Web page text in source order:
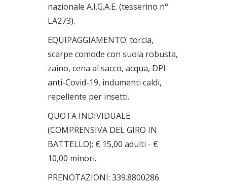
nazionale A.I.G.A.E. (tesserino n°
LA273).
EQUIPAGGIAMENTO: torcia,
scarpe comode con suola robusta,
zaino, cena al sacco, acqua, DPI
anti-Covid-19, indumenti caldi,
repellente per insetti.
QUOTA INDIVIDUALE
(COMPRENSIVA DEL GIRO IN
BATTELLO): € 15,00 adulti - €
10,00 minori.
PRENOTAZIONI: 339.8800286